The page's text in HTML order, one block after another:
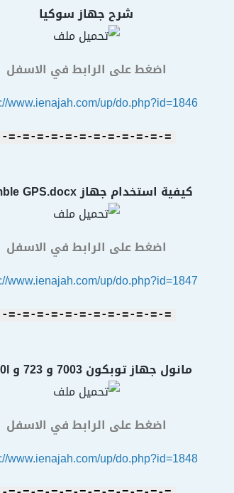
شرح جهاز سوكيا
اضغط على الرابط في الاسفل
www.ienajah.com/up/do.php?id=1846
=-=-=-=-=-=-=-=-=-=-=-=-
كيفية استخدام جهاز Trimble GPS.docx
اضغط على الرابط في الاسفل
www.ienajah.com/up/do.php?id=1847
=-=-=-=-=-=-=-=-=-=-=-=-
مانول جهاز توبكون 7003 و 723 و 7000l
اضغط على الرابط في الاسفل
www.ienajah.com/up/do.php?id=1848